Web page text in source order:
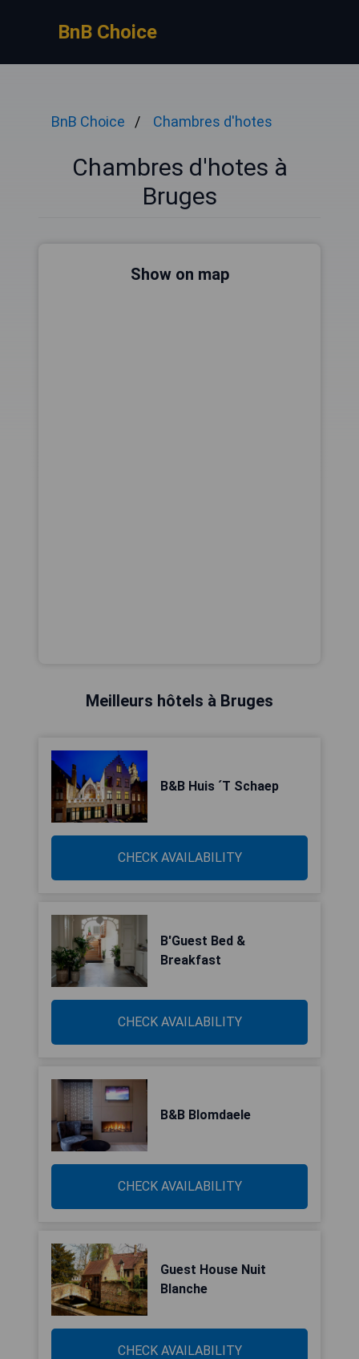
BnB Choice
BnB Choice Chambres d'hotes
Chambres d'hotes à
Bruges
Show on map
Meilleurs hôtels à Bruges
B&B Huis ´T Schaep
CHECK AVAILABILITY
B'Guest Bed &
Breakfast
CHECK AVAILABILITY
B&B Blomdaele
CHECK AVAILABILITY
Guest House Nuit
Blanche
CHECK AVAILABILITY